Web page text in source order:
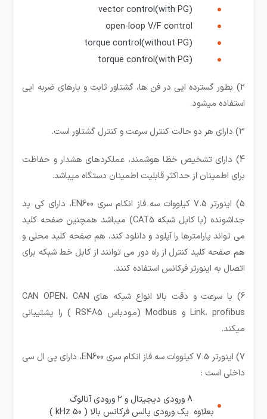
2) بطور گسترده ایی در فن ها، گشتاور ثابت و بارهای ضربه ایی
استفاده میشود.
3) دارای هر دو حالت کنترل سرعت و کنترل گشتاور است.
4) دارای تشخیص خظا هوشمند، عملکردهای هشدار و حفاظت
برای اطمینان از حداکثر قابلیت اطمینان دستگاه میباشد.
5) اینورتر 7.5 کیلووات سه فاز انکام سری EN600، دارای کی پد
جداشونده (با کابل شبکه CAT5) میباشد همچنین صفحه کلید
می تواند پارامترها را آپلود و دانلود کند، هم صفحه کلید محلی و
هم صفحه کلید کنترل از راه دور می توانند از کابل خط شبکه برای
اتصال به اینورتر فرکانس استفاده کنند.
6) با سرعت و دقت بالا انواع شبکه های CAN OPEN، CAN
Link، profibus و Modbus (مودباس RS485 ) را پشتیبانی
میکند.
7) اینورتر 7.5 کیلووات سه فاز انکام سری EN600، دارای پی ال سی
داخلی است :
8 ورودی دیجیتال و 2 ورودی آنالوگ
بعلاوه یک ورودی پالس فرکانس بالا ( 50 kHz )